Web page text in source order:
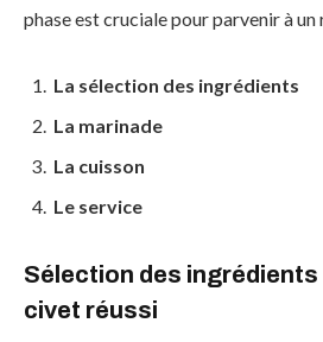
phase est cruciale pour parvenir à
La sélection des ingrédients
La marinade
La cuisson
Le service
Sélection des ingrédients
civet réussi